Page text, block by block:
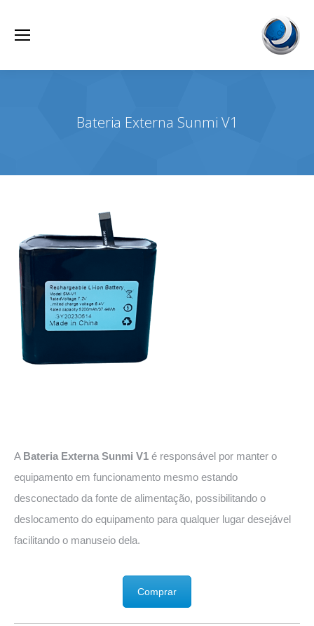
Bateria Externa Sunmi V1
A Bateria Externa Sunmi V1 é responsável por manter o
equipamento em funcionamento mesmo estando
desconectado da fonte de alimentação, possibilitando o
deslocamento do equipamento para qualquer lugar desejável
facilitando o manuseio dela.
Comprar